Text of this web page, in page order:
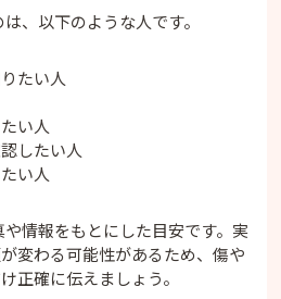
、以下のような人です。
たい人
い人
したい人
い人
情報をもとにした目安です。実
変わる可能性があるため、傷や
正確に伝えましょう。